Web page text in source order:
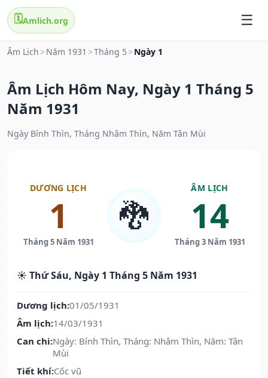
🗓️Amlich.org
Âm Lịch > Năm 1931 >Tháng 5 > Ngày 1
Âm Lịch Hôm Nay, Ngày 1 Tháng 5
Năm 1931
Ngày Bính Thìn, Tháng Nhâm Thìn, Năm Tân Mùi
DƯƠNG LỊCH
1
Tháng 5 Năm 1931
🐉
ÂM LỊCH
14
Tháng 3 Năm 1931
☀️ Thứ Sáu, Ngày 1 Tháng 5 Năm 1931
Dương lịch:01/05/1931
Âm lịch:14/03/1931
Can chi:Ngày: Bính Thìn, Tháng: Nhâm Thìn, Năm: Tân
Mùi
Tiết khí:Cốc vũ